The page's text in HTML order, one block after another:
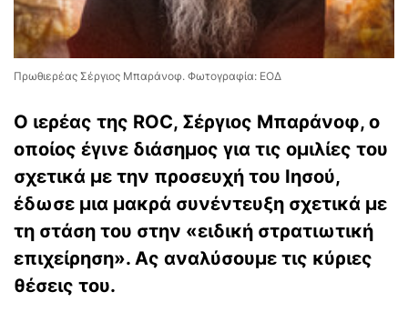
Πρωθιερέας Σέργιος Μπαράνοφ. Φωτογραφία: ΕΟΔ
Ο ιερέας της ROC, Σέργιος Μπαράνοφ, ο
οποίος έγινε διάσημος για τις ομιλίες του
σχετικά με την προσευχή του Ιησού,
έδωσε μια μακρά συνέντευξη σχετικά με
τη στάση του στην «ειδική στρατιωτική
επιχείρηση». Ας αναλύσουμε τις κύριες
θέσεις του.